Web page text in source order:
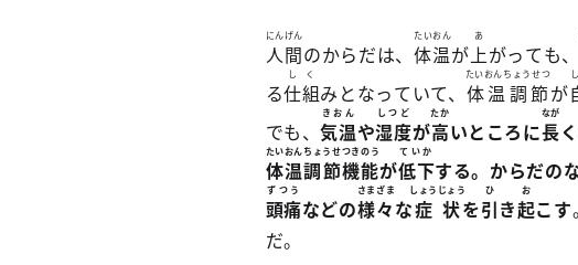
人間
にんげん
のからだは、 体温
たいおん
が 上
あ
がっても、
る仕組
しく
みとなっていて、 体温調節
たいおんちょうせつ
が
でも、気温
きおん
や湿度
しつど
が高
たか
いところに長
なが
体温調節機能
たいおんちょうせつきのう
が低下
ていか
する。からだの
頭痛
ずつう
などの様々
さまざま
な症状
しょうじょう
を引
ひ
き起
お
こす
だ。